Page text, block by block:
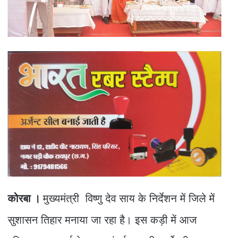
कोरबा ।मुख्यमंत्री विष्णु देव साय के निर्देशन में जिले में
सुशासन तिहार मनाया जा रहा है। इस कड़ी में आज